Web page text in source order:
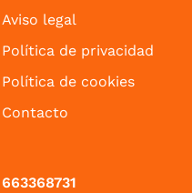
Aviso legal
Política de privacidad
Política de cookies
Contacto